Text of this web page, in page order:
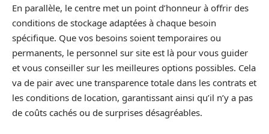
En parallèle, le centre met un point d’honneur à offrir des
conditions de stockage adaptées à chaque besoin
spécifique. Que vos besoins soient temporaires ou
permanents, le personnel sur site est là pour vous guider
et vous conseiller sur les meilleures options possibles. Cela
va de pair avec une transparence totale dans les contrats et
les conditions de location, garantissant ainsi qu’il n’y a pas
de coûts cachés ou de surprises désagréables.